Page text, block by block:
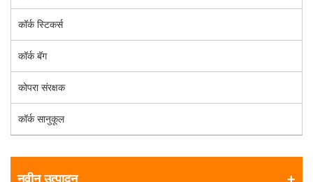
कॉर्क स्टिकर्स
कॉर्क बॅग
कोपरा संरक्षक
कॉर्क सानुकूल